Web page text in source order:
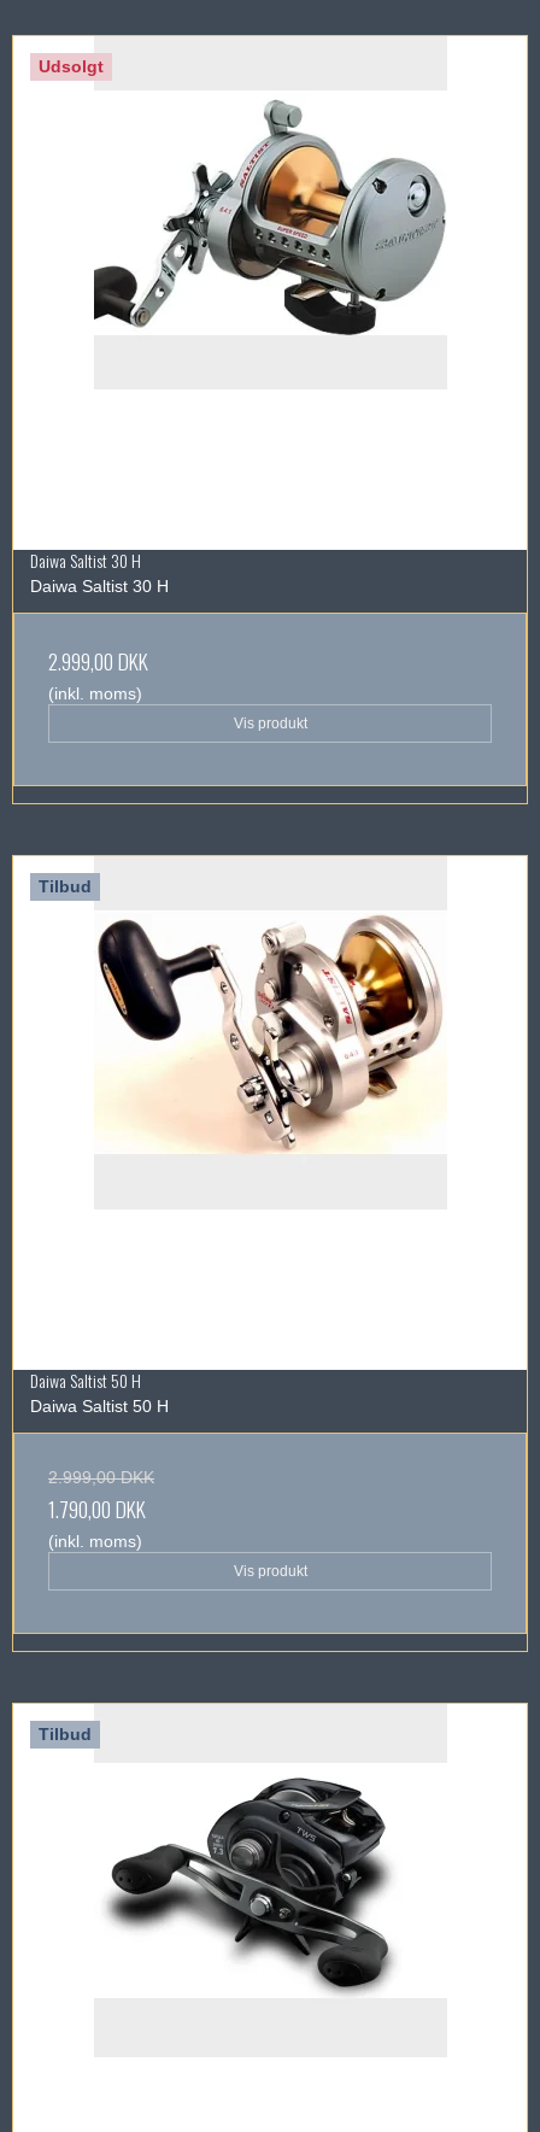
Udsolgt
Daiwa Saltist 30 H
Daiwa Saltist 30 H
2.999,00 DKK
(inkl. moms)
Vis produkt
Tilbud
Daiwa Saltist 50 H
Daiwa Saltist 50 H
2.999,00 DKK
1.790,00 DKK
(inkl. moms)
Vis produkt
Tilbud